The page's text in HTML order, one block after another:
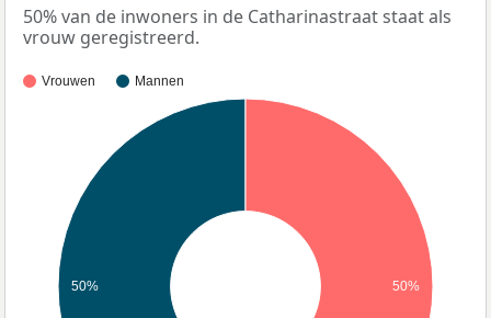
50% van de inwoners in de Catharinastraat staat als
vrouw geregistreerd.
Vrouwen Mannen
50% 50%